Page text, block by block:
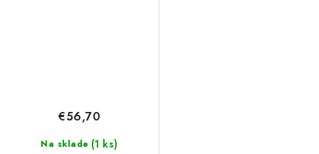
Na sklade (1 ks)
€56,70